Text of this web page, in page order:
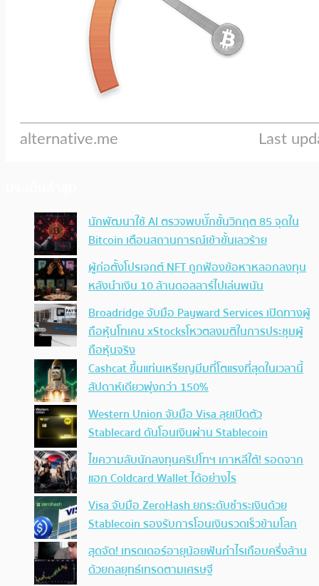
นักพัฒนาใช้ AI ตรวจพบบั๊กขั้นวิกฤต 85 จุดใน
Bitcoin เตือนสถานการณ์เข้าขั้นเลวร้าย
ผู้ก่อตั้งโปรเจกต์ NFT ถูกฟ้องข้อหาหลอกลงทุน
หลังนำเงิน 10 ล้านดอลลาร์ไปเล่นพนัน
Broadridge จับมือ Payward Services เปิดทางผู้
ถือหุ้นโทเคน xStocksโหวตลงมติในการประชุมผู้
ถือหุ้นจริง
Cashcat ขึ้นแท่นเหรียญมีมที่โตแรงที่สุดในเวลานี้
สัปดาห์เดียวพุ่งกว่า 150%
Western Union จับมือ Visa ลุยเปิดตัว
Stablecard ดันโอนเงินผ่าน Stablecoin
ไขความลับนักลงทุนคริปโทฯ เกาหลีใต้! รอดจาก
แฮก Coldcard Wallet ได้อย่างไร
Visa จับมือ ZeroHash ยกระดับชำระเงินด้วย
Stablecoin รองรับการโอนเงินรวดเร็วข้ามโลก
สุดจัด! เทรดเดอร์อายุน้อยฟันกำไรเกือบครึ่งล้าน
ด้วยกลยุทธ์เทรดตามเศรษฐี